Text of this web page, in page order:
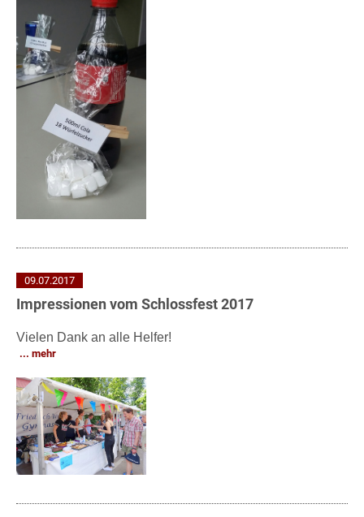
09.07.2017
Impressionen vom Schlossfest 2017
Vielen Dank an alle Helfer!
mehr